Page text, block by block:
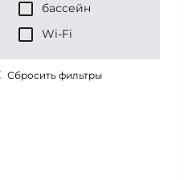
бассейн
Wi-Fi
Сбросить фильтры